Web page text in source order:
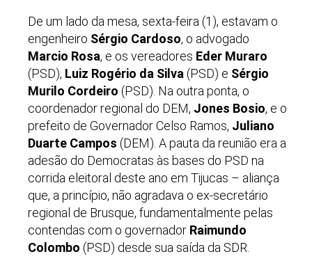
De um lado da mesa, sexta-feira (1), estavam o
engenheiro Sérgio Cardoso, o advogado
Marcio Rosa, e os vereadores Eder Muraro
(PSD), Luiz Rogério da Silva (PSD) e Sérgio
Murilo Cordeiro (PSD). Na outra ponta, o
coordenador regional do DEM, Jones Bosio, e o
prefeito de Governador Celso Ramos, Juliano
Duarte Campos (DEM). A pauta da reunião era a
adesão do Democratas às bases do PSD na
corrida eleitoral deste ano em Tijucas – aliança
que, a princípio, não agradava o ex-secretário
regional de Brusque, fundamentalmente pelas
contendas com o governador Raimundo
Colombo (PSD) desde sua saída da SDR.